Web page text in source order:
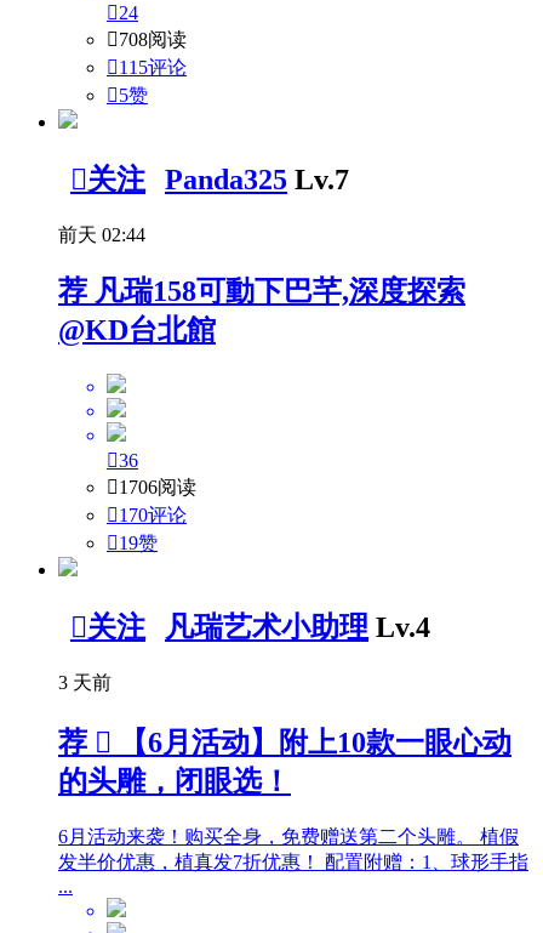
24
708阅读
115评论
5赞
关注 Panda325 Lv.7
前天 02:44
荐 凡瑞158可動下巴芊,深度探索
@KD台北館
36
1706阅读
170评论
19赞
关注 凡瑞艺术小助理 Lv.4
3 天前
荐  【6月活动】附上10款一眼心动
的头雕，闭眼选！
6月活动来袭！购买全身，免费赠送第二个头雕。 植假
发半价优惠，植真发7折优惠！ 配置附赠：1、球形手指
...